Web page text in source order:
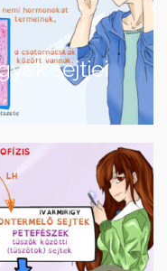
sejtjei